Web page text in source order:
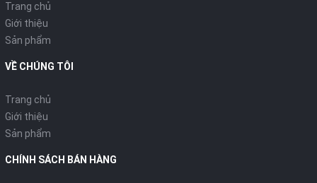
Trang chủ
Giới thiệu
Sản phẩm
VỀ CHÚNG TÔI
Trang chủ
Giới thiệu
Sản phẩm
CHÍNH SÁCH BÁN HÀNG